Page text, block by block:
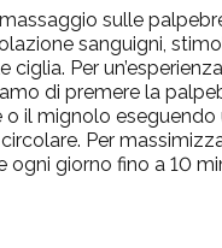
sulle
sanguigni,
ciglia. Per
di premere la
o il mignolo eseguendo
Per
ogni giorno fino a 10